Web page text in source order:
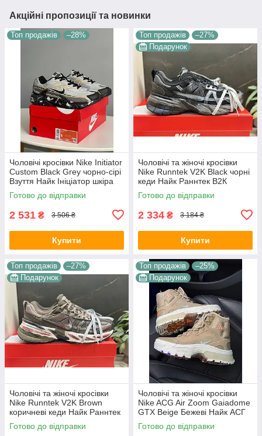
Акційні пропозиції та новинки
Топ продажів –28%
Чоловічі кросівки Nike Initiator
Custom Black Grey чорно-сірі
Взуття Найк Ініціатор шкіра
текстиль демісезонні для
хлопців
Готово до відправки
2 531 ₴ 3 506 ₴
Купити
Топ продажів
–27%
Подарунок
Чоловічі та жіночі кросівки
Nike Runntek V2K Black чорні
кеди Найк Раннтек В2К
текстиль демісезон унісекс
В'єтнам
Готово до відправки
2 334 ₴ 3 184 ₴
Купити
Топ продажів
–27%
Подарунок
Чоловічі та жіночі кросівки
Nike Runntek V2K Brown
коричневі кеди Найк Раннтек
В2К текстиль демісезон
унісекс В'єтнам
Готово до відправки
Топ продажів
–25%
Подарунок
Чоловічі та жіночі кросівки
Nike ACG Air Zoom Gaiadome
GTX Beige Бежеві Найк АСГ
гума текстиль gore-tex осінь
зима унісекс
Готово до відправки